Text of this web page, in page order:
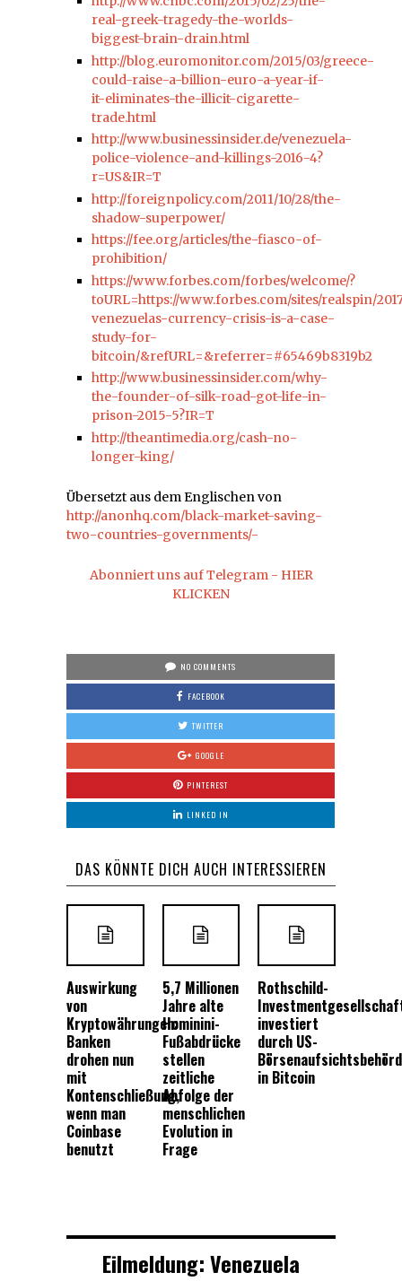
real-greek-tragedy-the-worlds-
biggest-brain-drain.html
http://blog.euromonitor.com/2015/03/greece-
could-raise-a-billion-euro-a-year-if-
it-eliminates-the-illicit-cigarette-
trade.html
http://www.businessinsider.de/venezuela-
police-violence-and-killings-2016-4?
r=US&IR=T
http://foreignpolicy.com/2011/10/28/the-
shadow-superpower/
https://fee.org/articles/the-fiasco-of-
prohibition/
https://www.forbes.com/forbes/welcome/?
toURL=https://www.forbes.com/sites/realspin/
venezuelas-currency-crisis-is-a-case-
study-for-
bitcoin/&refURL=&referrer=#65469b8319b2
http://www.businessinsider.com/why-
the-founder-of-silk-road-got-life-in-
prison-2015-5?IR=T
http://theantimedia.org/cash-no-
longer-king/
Übersetzt aus dem Englischen von
http://anonhq.com/black-market-saving-
two-countries-governments/-
Abonniert uns auf Telegram - HIER
KLICKEN
NO COMMENTS
FACEBOOK
TWITTER
GOOGLE
PINTEREST
LINKED IN
DAS KÖNNTE DICH AUCH INTERESSIEREN
Auswirkung
von
Kryptowährungen:
Banken
drohen nun
mit
Kontenschließung,
wenn man
Coinbase
benutzt
5,7 Millionen
Jahre alte
Hominini-
Fußabdrücke
stellen
zeitliche
Abfolge der
menschlichen
Evolution in
Frage
Rothschild-
investiert
durch US-
in Bitcoin
Eilmeldung: Venezuela